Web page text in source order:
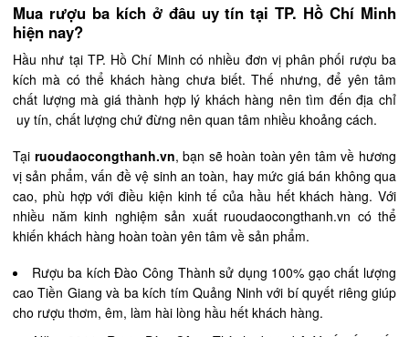
Mua rượu ba kích ở đâu uy tín tại TP. Hồ Chí Minh
hiện nay?
Hầu như tại TP. Hồ Chí Minh có nhiều đơn vị phân phối rượu ba
kích mà có thể khách hàng chưa biết. Thế nhưng, để yên tâm
chất lượng mà giá thành hợp lý khách hàng nên tìm đến địa chỉ
uy tín, chất lượng chứ đừng nên quan tâm nhiều khoảng cách.
Tại ruoudaocongthanh.vn, bạn sẽ hoàn toàn yên tâm về hương
vị sản phẩm, vấn đề vệ sinh an toàn, hay mức giá bán không qua
cao, phù hợp với điều kiện kinh tế của hầu hết khách hàng. Với
nhiều năm kinh nghiệm sản xuất ruoudaocongthanh.vn có thể
khiến khách hàng hoàn toàn yên tâm về sản phẩm.
Rượu ba kích Đào Công Thành sử dụng 100% gạo chất lượng
cao Tiền Giang và ba kích tím Quảng Ninh với bí quyết riêng giúp
cho rượu thơm, êm, làm hài lòng hầu hết khách hàng.